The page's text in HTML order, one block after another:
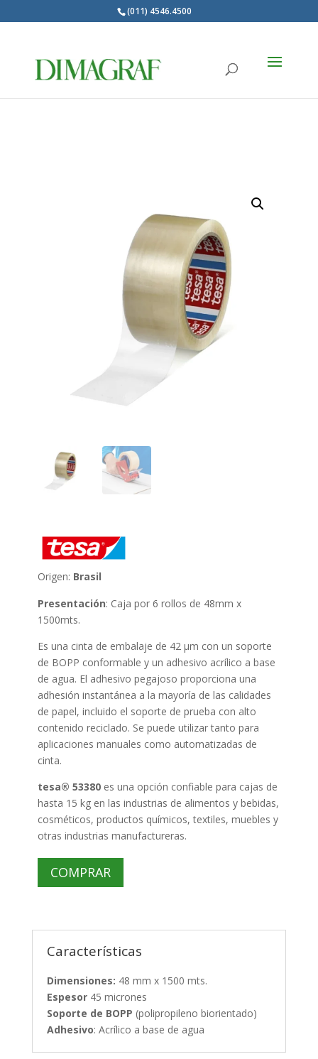
(011) 4546.4500
Origen: Brasil
Presentación: Caja por 6 rollos de 48mm x
1500mts.
Es una cinta de embalaje de 42 µm con un soporte
de BOPP conformable y un adhesivo acrílico a base
de agua. El adhesivo pegajoso proporciona una
adhesión instantánea a la mayoría de las calidades
de papel, incluido el soporte de prueba con alto
contenido reciclado. Se puede utilizar tanto para
aplicaciones manuales como automatizadas de
cinta.
tesa® 53380es una opción confiable para cajas de
hasta 15 kg en las industrias de alimentos y bebidas,
cosméticos, productos químicos, textiles, muebles y
otras industrias manufactureras.
COMPRAR
Características
Dimensiones: 48 mm x 1500 mts.
Espesor45 micrones
Soporte de BOPP (polipropileno biorientado)
Adhesivo: Acrílico a base de agua